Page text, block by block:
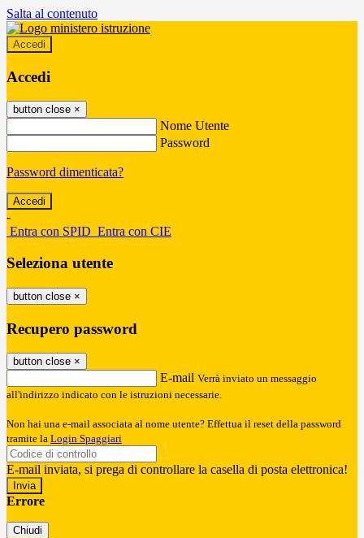
Salta al contenuto
Accedi
Accedi
button close ×
Nome Utente
Password
Password dimenticata?
-
Entra con SPID Entra con CIE
Seleziona utente
button close ×
Recupero password
button close ×
E-mail Verrà inviato un messaggio
all'indirizzo indicato con le istruzioni necessarie.
Non hai una e-mail associata al nome utente? Effettua il reset della password
tramite la Login Spaggiari
E-mail inviata, si prega di controllare la casella di posta elettronica!
Errore
Chiudi